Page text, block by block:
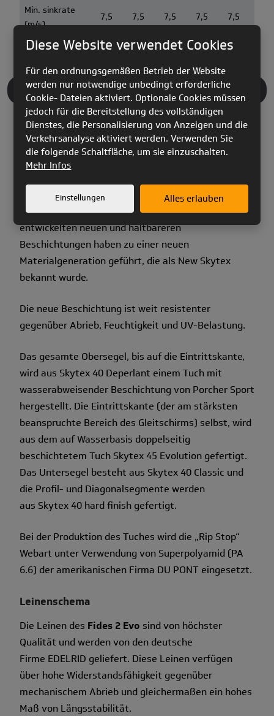
Min. sinkrate
(m/s)
7,5 7,5 7,5 7,5 7,5
Test EN B EN B EN B EN B EN B
MATERIALIEN
Schirmkappe
Die französische Firma Porcher Sport ist der
vergangenen zwei Jahren hat sich Porcher Marine
stark in der Tuchentwicklung engagiert; die dabei
entwickelten neuen und haltbareren
Beschichtungen haben zu einer neuen
Materialgeneration geführt, die als New Skytex
bekannt wurde.
Die neue Beschichtung ist weit resistenter
gegenüber Abrieb, Feuchtigkeit und UV-Belastung.
Das gesamte Obersegel, bis auf die Eintrittskante,
wird aus Skytex 40 Deperlant einem Tuch mit
wasserabweisender Beschichtung von Porcher Sport
hergestellt. Die Eintrittskante (der am stärksten
beanspruchte Bereich des Gleitschirms) selbst, wird
aus dem auf Wasserbasis doppelseitig
beschichtetem Tuch Skytex 45 Evolution gefertigt.
Das Untersegel besteht aus Skytex 40 Classic und
die Profil- und Diagonalsegmente werden
aus Skytex 40 hard finish gefertigt.
Bei der Produktion des Tuches wird die „Rip Stop“
Webart unter Verwendung von Superpolyamid (PA
6.6) der amerikanischen Firma DU PONT eingesetzt.
Leinenschema
Die Leinen des Fides 2 Evo sind von höchster
Qualität und werden von den deutsche
Firme EDELRID geliefert. Diese Leinen verfügen
über hohe Widerstandsfähig­keit gegenüber
mechanischem Abrieb und gleichermaßen ein hohes
Maß von Längsstabilität.
Diese Website verwendet Cookies
Für den ordnungsgemäßen Betrieb der Website
werden nur notwendige unbedingt erforderliche
Cookie- Dateien aktiviert. Optionale Cookies müssen
jedoch für die Bereitstellung des vollständigen
Dienstes, die Personalisierung von Anzeigen und die
Verkehrsanalyse aktiviert werden. Verwenden Sie
die folgende Schaltfläche, um sie einzuschalten.
Mehr Infos
Einstellungen Alles erlauben